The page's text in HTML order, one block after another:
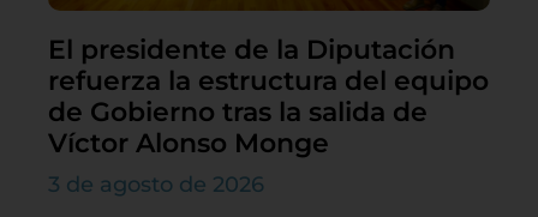
El presidente de la Diputación
refuerza la estructura del equipo
de Gobierno tras la salida de
Víctor Alonso Monge
3 de agosto de 2026